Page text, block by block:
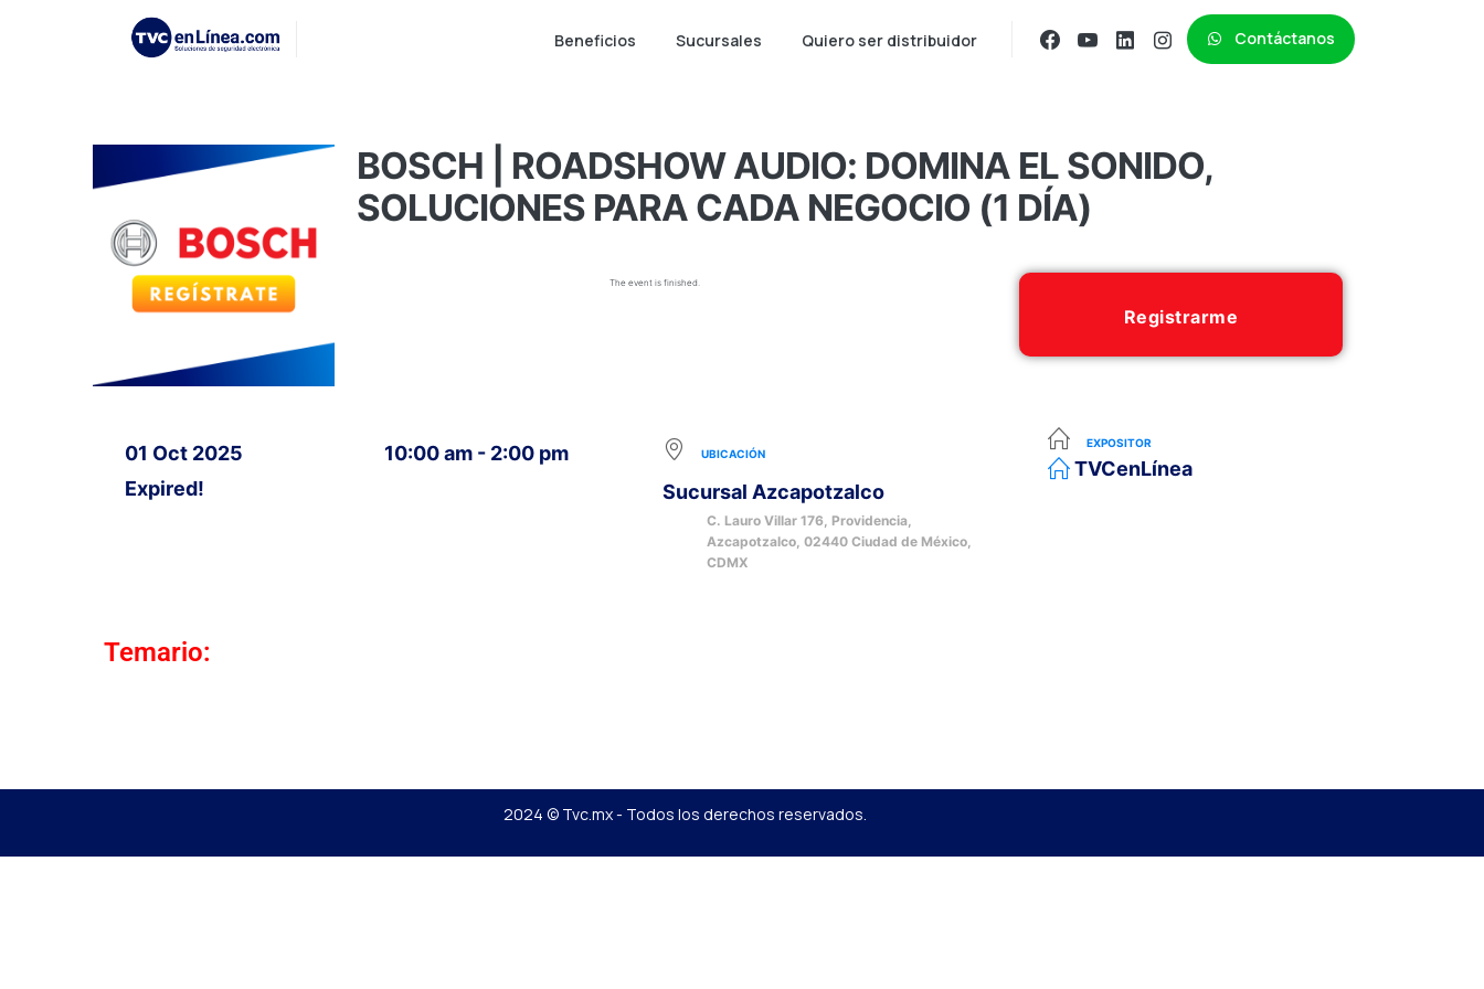
Beneficios Sucursales Quiero ser distribuidor Contáctanos
BOSCH | ROADSHOW AUDIO: DOMINA EL SONIDO,
SOLUCIONES PARA CADA NEGOCIO (1 DÍA)
The event is finished.
Registrarme
01 Oct 2025
Expired!
10:00 am - 2:00 pm UBICACIÓN
Sucursal Azcapotzalco
C. Lauro Villar 176, Providencia,
Azcapotzalco, 02440 Ciudad de México,
CDMX
EXPOSITOR
TVCenLínea
Temario:
2024 © Tvc.mx - Todos los derechos reservados.